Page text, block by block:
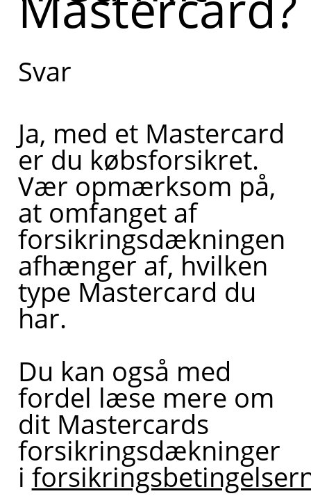
Svar
Ja, med et Mastercard
er du købsforsikret.
Vær opmærksom på,
at omfanget af
forsikringsdækningen
afhænger af, hvilken
type Mastercard du
har.
Du kan også med
fordel læse mere om
dit Mastercards
forsikringsdækninger
i